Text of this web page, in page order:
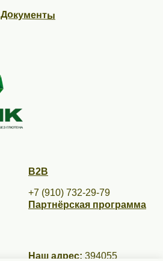
Документы
В2В
+7 (910) 732-29-79
Партнёрская программа
Наш адрес: 394055